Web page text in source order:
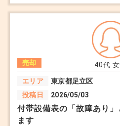
地にして売った方が良い」と
かかる見込みです。 私たちは東京在住で帰る予定はあ
りません。 高齢の親が売主
が良いこと アドバイスいただ
40代
売却
エリア
東京都足立区
投稿日
2026/05/03
付帯設備表の「故障あり
ます